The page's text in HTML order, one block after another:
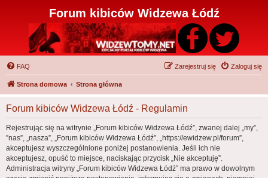
Forum kibiców Widzewa Łódź
FAQ Zaloguj się
Zarejestruj się
Strona domowa Strona główna
Forum kibiców Widzewa Łódź - Regulamin
Rejestrując się na witrynie „Forum kibiców Widzewa Łódź”, zwanej dalej „my”,
”nas”, „nasza”, „Forum kibiców Widzewa Łódź”, „https://ewidzew.pl/forum”,
akceptujesz wyszczególnione poniżej postanowienia. Jeśli ich nie
akceptujesz, opuść to miejsce, naciskając przycisk „Nie akceptuję”.
Administracja witryny „Forum kibiców Widzewa Łódź” ma prawo w dowolnym